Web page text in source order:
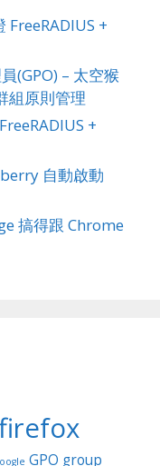
FreeRADIUS +
(GPO) – 太空猴
組原則管理
+
自動啟動
搞得跟 Chrome
GPO group